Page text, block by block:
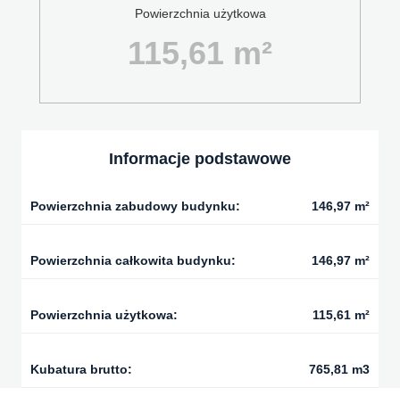
Powierzchnia użytkowa
115,61 m²
Informacje podstawowe
Powierzchnia zabudowy budynku: 146,97 m²
Powierzchnia całkowita budynku: 146,97 m²
Powierzchnia użytkowa: 115,61 m²
Kubatura brutto: 765,81 m3